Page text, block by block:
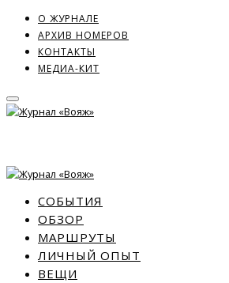
О ЖУРНАЛЕ
АРХИВ НОМЕРОВ
КОНТАКТЫ
МЕДИА-КИТ
СОБЫТИЯ
ОБЗОР
МАРШРУТЫ
ЛИЧНЫЙ ОПЫТ
ВЕЩИ